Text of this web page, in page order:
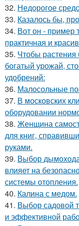
32. Недорогое
33. Казалось бы,
34. Вот он - пример
практичная и
35. Чтобы
богатый урожай,
удобрений:
36. Малосольные
37. В московских
оборудовании
38. Женщина
для книг,
руками.
39. Выбор
влияет на
системы отопления.
40. Калина с медом.
41. Выбор садовой
и эффективной